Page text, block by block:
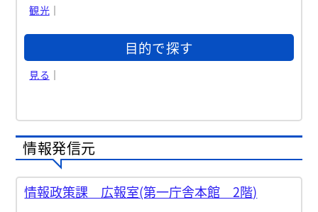
観光｜
目的で探す
見る ｜
情報発信元
情報政策課 広報室(第一庁舎本館 2階)